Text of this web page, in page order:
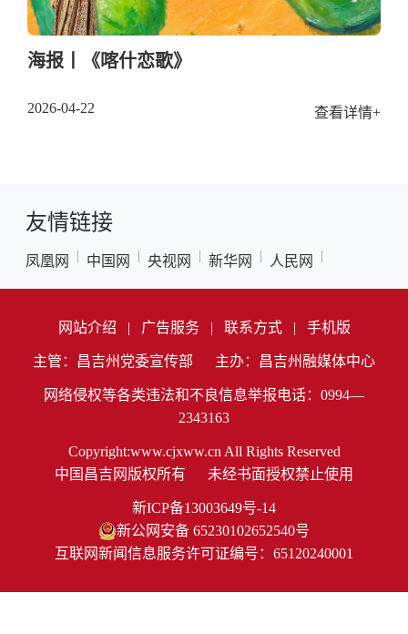
海报丨《喀什恋歌》
2026-04-22 查看详情+
友情链接
凤凰网 中国网 央视网 新华网 人民网
网站介绍 | 广告服务 | 联系方式 | 手机版
主管：昌吉州党委宣传部 主办：昌吉州融媒体中心
网络侵权等各类违法和不良信息举报电话：0994—
2343163
Copyright:www.cjxww.cn All Rights Reserved
中国昌吉网版权所有
未经书面授权禁止使用
新ICP备13003649号-14
新公网安备 65230102652540号
互联网新闻信息服务许可证编号：65120240001